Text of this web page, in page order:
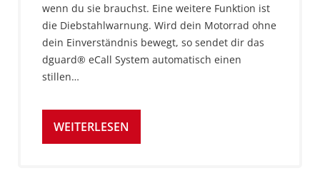
wenn du sie brauchst. Eine weitere Funktion ist
die Diebstahlwarnung. Wird dein Motorrad ohne
dein Einverständnis bewegt, so sendet dir das
dguard® eCall System automatisch einen
stillen…
WEITERLESEN